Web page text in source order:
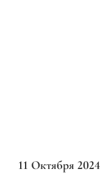
11 Октября 2024